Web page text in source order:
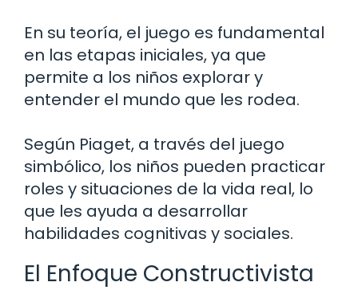
En su teoría, el juego es fundamental
en las etapas iniciales, ya que
permite a los niños explorar y
entender el mundo que les rodea.
Según Piaget, a través del juego
simbólico, los niños pueden practicar
roles y situaciones de la vida real, lo
que les ayuda a desarrollar
habilidades cognitivas y sociales.
El Enfoque Constructivista